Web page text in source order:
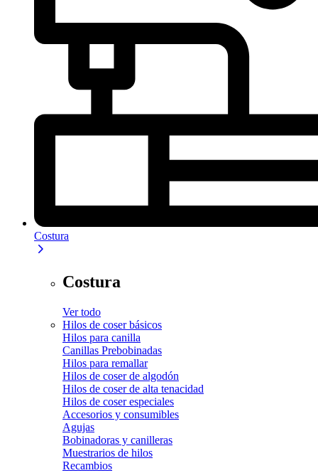
Costura
Costura
Ver todo
Hilos de coser básicos
Hilos para canilla
Canillas Prebobinadas
Hilos para remallar
Hilos de coser de algodón
Hilos de coser de alta tenacidad
Hilos de coser especiales
Accesorios y consumibles
Agujas
Bobinadoras y canilleras
Muestrarios de hilos
Recambios